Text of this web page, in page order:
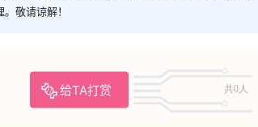
敬请谅解！
给TA打赏 共0人